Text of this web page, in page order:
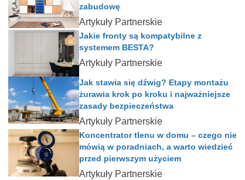
Artykuły Partnerskie
zabudowę
Artykuły Partnerskie
Jakie fronty są kompatybilne z
systemem BESTA?
Artykuły Partnerskie
Jak stawia się dźwig? Etapy montażu
żurawia krok po kroku i najważniejsze
zasady bezpieczeństwa
Artykuły Partnerskie
Koncentrator tlenu w domu – czego nie
mówią w poradniach, a warto wiedzieć
przed pierwszym użyciem